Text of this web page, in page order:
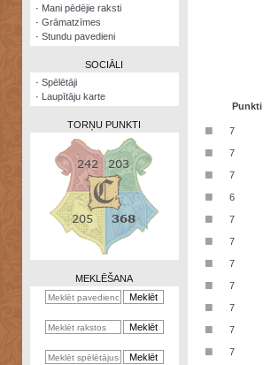
Arhīvs
Zināšanu
kalkulators
· Mani pēdējie raksti
· Grāmatzīmes
· Stundu pavedieni
SOCIĀLI
· Spēlētāji
· Laupītāju karte
TORŅU PUNKTI
MEKLĒŠANA
Punkti
■ 7
■ 7
■ 7
■ 6
■ 7
■ 7
■ 7
■ 7
■ 7
■ 7
■ 7